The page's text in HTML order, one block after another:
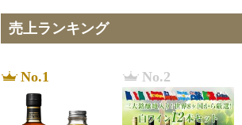
売上ランキング
No.1 No.2